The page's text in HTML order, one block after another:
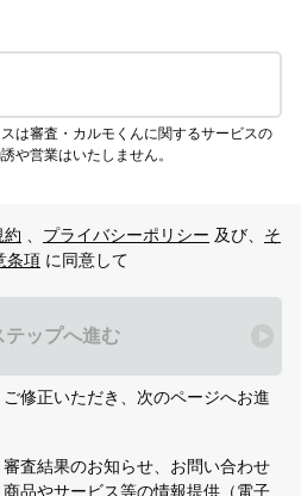
は審査・カルモくんに関するサービスの
や営業はいたしません。
約 プライバシーポリシー 及び、 そ
条項 に同意して
テップへ進む
修正いただき、次のページへお進
査結果のお知らせ、お問い合わせ
品やサービス等の情報提供（電子